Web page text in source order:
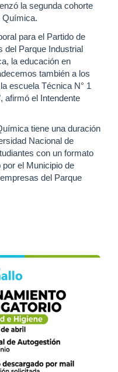
la segunda cohorte
Química.
para el Partido de
del Parque Industrial
la educación en
también a los
escuela Técnica N° 1
afirmó el Intendente
tiene una duración
Nacional de
con un formato
por el Municipio de
del Parque